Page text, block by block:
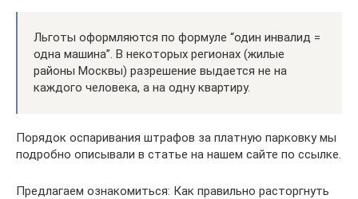
Льготы оформляются по формуле “один инвалид =
одна машина”. В некоторых регионах (жилые
районы Москвы) разрешение выдается не на
каждого человека, а на одну квартиру.
Порядок оспаривания штрафов за платную парковку мы
подробно описывали в статье на нашем сайте по ссылке.
Предлагаем ознакомиться: Как правильно расторгнуть